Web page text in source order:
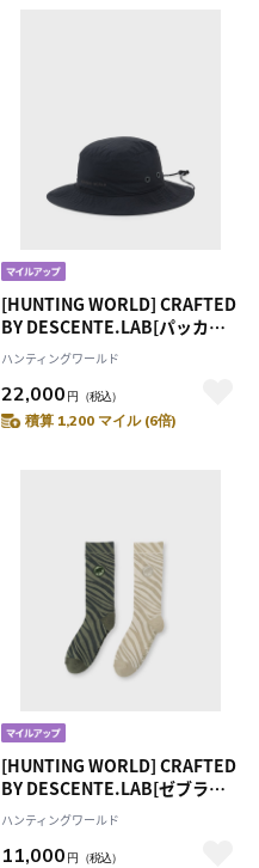
[HUNTING WORLD] CRAFTED
BY DESCENTE.LAB[パッカブ
ルサファリハット CP93M]ブラ
ック6509890208
ハンティングワールド
22,000 円 （税込）
積算 1,200 マイル (6倍)
[HUNTING WORLD] CRAFTED
BY DESCENTE.LAB[ゼブラミ
ドルソックス2-PACK SO81M]
マルチ6509920490
ハンティングワールド
11,000 円 （税込）